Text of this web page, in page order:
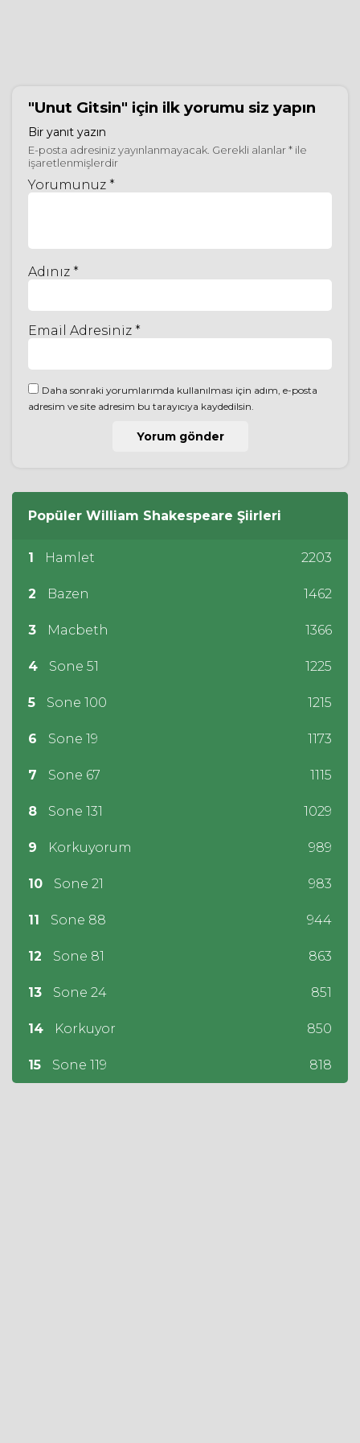
"Unut Gitsin" için ilk yorumu siz yapın
Bir yanıt yazın
E-posta adresiniz yayınlanmayacak. Gerekli alanlar* ile
işaretlenmişlerdir
Yorumunuz *
Adınız *
Email Adresiniz *
Daha sonraki yorumlarımda kullanılması için adım, e-posta
adresim ve site adresim bu tarayıcıya kaydedilsin.
Popüler William Shakespeare Şiirleri
1 Hamlet 2203
2 Bazen 1462
3 Macbeth 1366
4 Sone 51 1225
5 Sone 100 1215
6 Sone 19 1173
7 Sone 67 1115
8 Sone 131 1029
9 Korkuyorum 989
10 Sone 21 983
11 Sone 88 944
12 Sone 81 863
13 Sone 24 851
14 Korkuyor 850
15 Sone 119 818